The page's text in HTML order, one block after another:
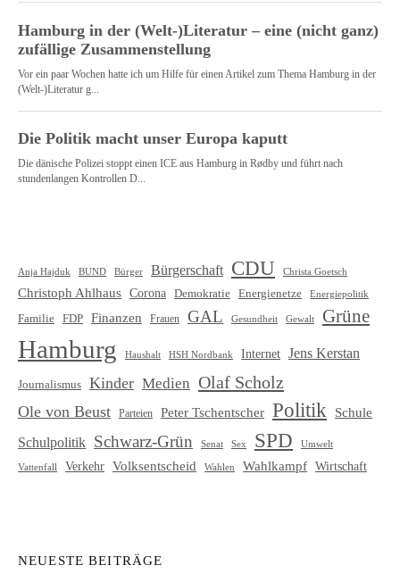
Anja Hajduk BUND Bürger Bürgerschaft CDU Christa Goetsch
Christoph Ahlhaus Corona Demokratie Energienetze Energiepolitik
Familie FDP Finanzen Frauen GAL Gesundheit Gewalt Grüne
Hamburg Haushalt HSH Nordbank Internet Jens Kerstan
Journalismus Kinder Medien Olaf Scholz
Ole von Beust Parteien Peter Tschentscher Politik
Schule
Schulpolitik Schwarz-Grün Senat Sex SPD Umwelt
Vattenfall Verkehr Volksentscheid Wahlen Wahlkampf Wirtschaft
NEUESTE BEITRÄGE